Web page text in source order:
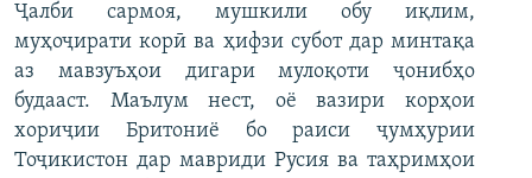
Ҷалби сармоя, мушкили обу иқлим,
муҳоҷирати корӣ ва ҳифзи субот дар минтақа
аз мавзуъҳои дигари мулоқоти ҷонибҳо
будааст. Маълум нест, оё вазири корҳои
хориҷии Бритониё бо раиси ҷумҳурии
Тоҷикистон дар мавриди Русия ва таҳримҳои